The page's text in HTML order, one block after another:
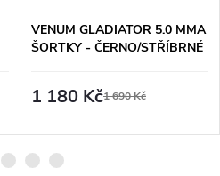
VENUM GLADIATOR 5.0 MMA
ŠORTKY - ČERNO/STŘÍBRNÉ
1 180 Kč1 690 Kč